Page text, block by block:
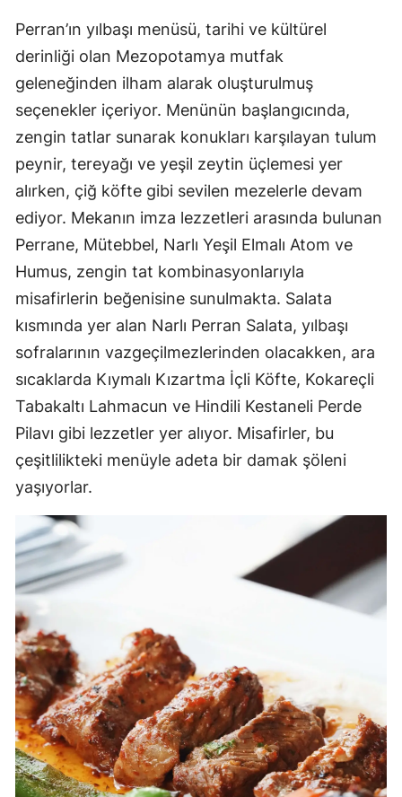
Perran’ın yılbaşı menüsü, tarihi ve kültürel
derinliği olan Mezopotamya mutfak
geleneğinden ilham alarak oluşturulmuş
seçenekler içeriyor. Menünün başlangıcında,
zengin tatlar sunarak konukları karşılayan tulum
peynir, tereyağı ve yeşil zeytin üçlemesi yer
alırken, çiğ köfte gibi sevilen mezelerle devam
ediyor. Mekanın imza lezzetleri arasında bulunan
Perrane, Mütebbel, Narlı Yeşil Elmalı Atom ve
Humus, zengin tat kombinasyonlarıyla
misafirlerin beğenisine sunulmakta. Salata
kısmında yer alan Narlı Perran Salata, yılbaşı
sofralarının vazgeçilmezlerinden olacakken, ara
sıcaklarda Kıymalı Kızartma İçli Köfte, Kokareçli
Tabakaltı Lahmacun ve Hindili Kestaneli Perde
Pilavı gibi lezzetler yer alıyor. Misafirler, bu
çeşitlilikteki menüyle adeta bir damak şöleni
yaşıyorlar.